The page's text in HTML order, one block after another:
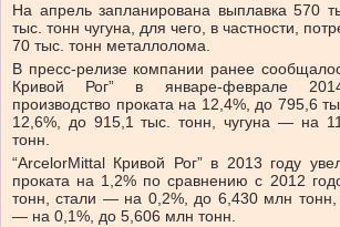
На апрель запланирована выплавка 570
тыс. тонн чугуна, для чего, в частности,
70 тыс. тонн металлолома.
В пресс-релизе компании ранее
Кривой Рог” в январе-феврале
производство проката на 12,4%, до 795,6
12,6%, до 915,1 тыс. тонн, чугуна — на
тонн.
“ArcelorMittal Кривой Рог” в 2013 году
проката на 1,2% по сравнению с 2012
тонн, стали — на 0,2%, до 6,430 млн тонн,
— на 0,1%, до 5,606 млн тонн.